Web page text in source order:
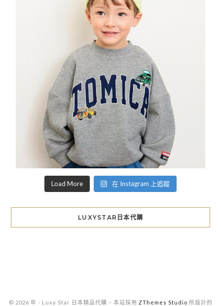
Load More 在 Instagram 上追蹤
LUXYSTAR日本代購
© 2026 年 - Luxy Star 日本精品代購 – 本站採用 ZThemes Studio 所設計的